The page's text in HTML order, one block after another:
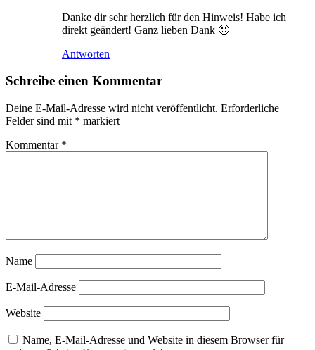
Danke dir sehr herzlich für den Hinweis! Habe ich
direkt geändert! Ganz lieben Dank 🙂
Antworten
Schreibe einen Kommentar
Deine E-Mail-Adresse wird nicht veröffentlicht. Erforderliche
Felder sind mit * markiert
Kommentar *
Name
E-Mail-Adresse
Website
Name, E-Mail-Adresse und Website in diesem Browser für